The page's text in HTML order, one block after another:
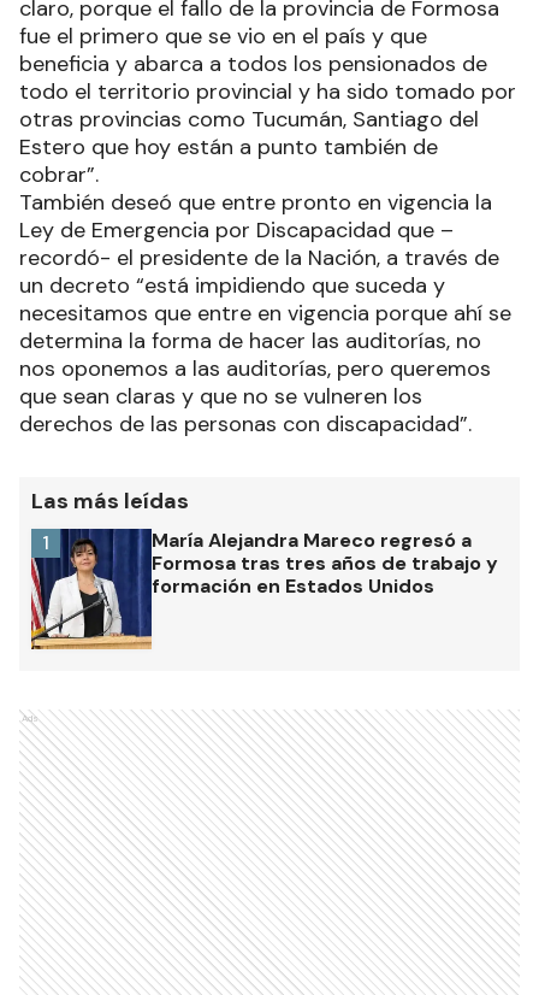
claro, porque el fallo de la provincia de Formosa
fue el primero que se vio en el país y que
beneficia y abarca a todos los pensionados de
todo el territorio provincial y ha sido tomado por
otras provincias como Tucumán, Santiago del
Estero que hoy están a punto también de
cobrar”.
También deseó que entre pronto en vigencia la
Ley de Emergencia por Discapacidad que –
recordó- el presidente de la Nación, a través de
un decreto “está impidiendo que suceda y
necesitamos que entre en vigencia porque ahí se
determina la forma de hacer las auditorías, no
nos oponemos a las auditorías, pero queremos
que sean claras y que no se vulneren los
derechos de las personas con discapacidad”.
Las más leídas
María Alejandra Mareco regresó a
Formosa tras tres años de trabajo y
formación en Estados Unidos
1
Ads